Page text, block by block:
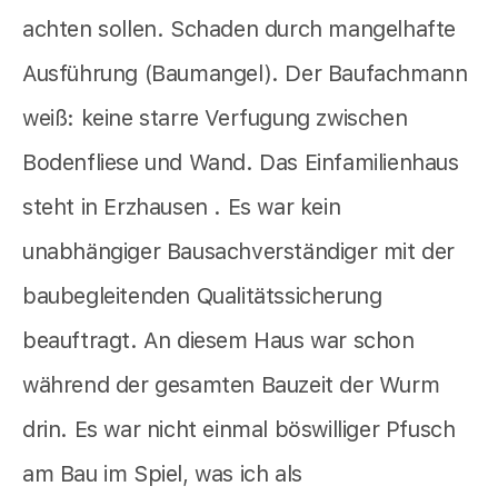
achten sollen. Schaden durch mangelhafte
Ausführung (Baumangel). Der Baufachmann
weiß: keine starre Verfugung zwischen
Bodenfliese und Wand. Das Einfamilienhaus
steht in Erzhausen . Es war kein
unabhängiger Bausachverständiger mit der
baubegleitenden Qualitätssicherung
beauftragt. An diesem Haus war schon
während der gesamten Bauzeit der Wurm
drin. Es war nicht einmal böswilliger Pfusch
am Bau im Spiel, was ich als